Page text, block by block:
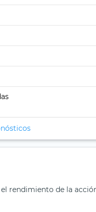
rendimiento de la